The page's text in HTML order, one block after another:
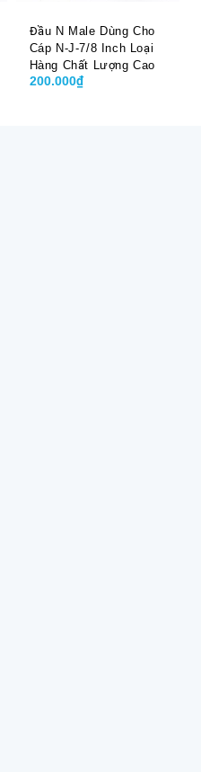
Đầu N Male Dùng Cho
Cáp N-J-7/8 Inch Loại
Hàng Chất Lượng Cao
200.000₫